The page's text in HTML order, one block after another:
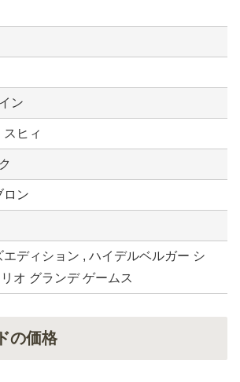
ン
ヒィ
ロン
ディション , ハイデルベルガー シ
オ グランデ ゲームス
の価格